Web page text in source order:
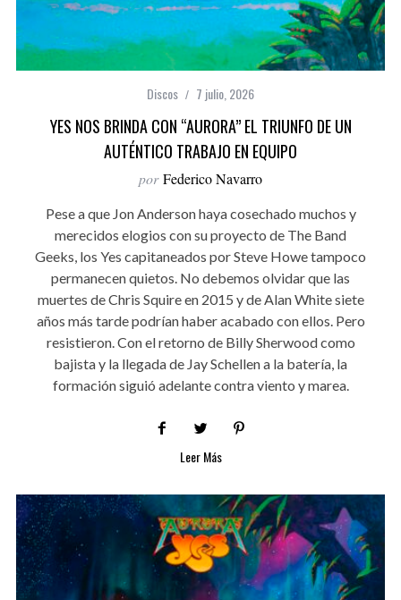
Discos 7 julio, 2026
YES NOS BRINDA CON “AURORA” EL TRIUNFO DE UN
AUTÉNTICO TRABAJO EN EQUIPO
por Federico Navarro
Pese a que Jon Anderson haya cosechado muchos y
merecidos elogios con su proyecto de The Band
Geeks, los Yes capitaneados por Steve Howe tampoco
permanecen quietos. No debemos olvidar que las
muertes de Chris Squire en 2015 y de Alan White siete
años más tarde podrían haber acabado con ellos. Pero
resistieron. Con el retorno de Billy Sherwood como
bajista y la llegada de Jay Schellen a la batería, la
formación siguió adelante contra viento y marea.
Leer Más